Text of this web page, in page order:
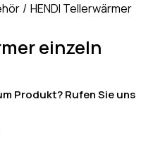
HENDI Tellerwärmer
einzeln
Produkt? Rufen Sie uns